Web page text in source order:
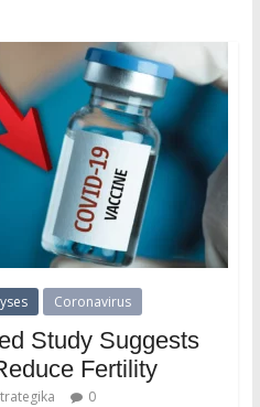
Coronavirus
Study Suggests
Fertility
0